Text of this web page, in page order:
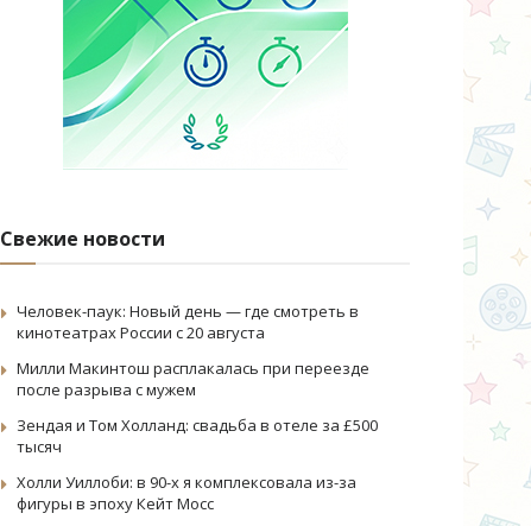
Свежие новости
Человек-паук: Новый день — где смотреть в
кинотеатрах России с 20 августа
Милли Макинтош расплакалась при переезде
после разрыва с мужем
Зендая и Том Холланд: свадьба в отеле за £500
тысяч
Холли Уиллоби: в 90-х я комплексовала из-за
фигуры в эпоху Кейт Мосс